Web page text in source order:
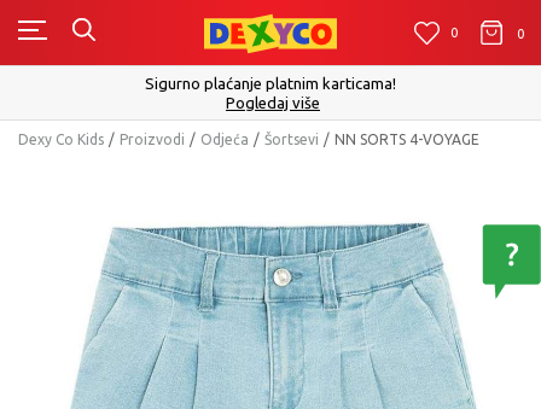
0 0
Sigurno plaćanje platnim karticama!
Pogledaj više
Dexy Co Kids Proizvodi Odjeća Šortsevi NN SORTS 4-VOYAGE